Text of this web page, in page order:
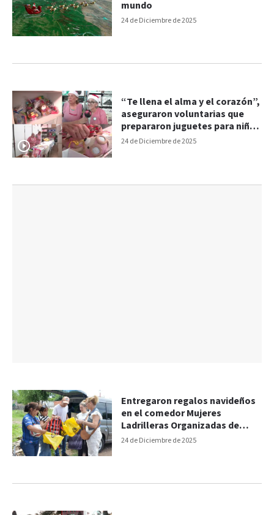
24 de Diciembre de 2025
mundo
24 de Diciembre de 2025
“Te llena el alma y el corazón”,
aseguraron voluntarias que
prepararon juguetes para niños
internados
24 de Diciembre de 2025
Entregaron regalos navideños
en el comedor Mujeres
Ladrilleras Organizadas de
Paraná